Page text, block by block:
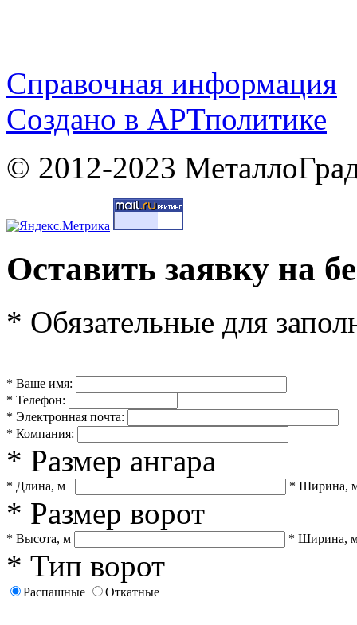
Справочная информация
Cоздано в АРТполитике
© 2012-2023
Оставить заявку на
* Обязательные для
* Ваше имя:
* Телефон:
* Электронная почта:
* Компания:
* Размер ангара
* Длина, м * Ширина,
* Размер ворот
* Высота, м * Ширина,
* Тип ворот
Распашные Откатные